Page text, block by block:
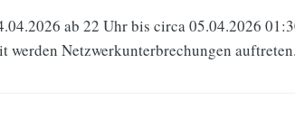
ab 22 Uhr bis circa 05.04.2026
werden Netzwerkunterbrechungen auftreten.